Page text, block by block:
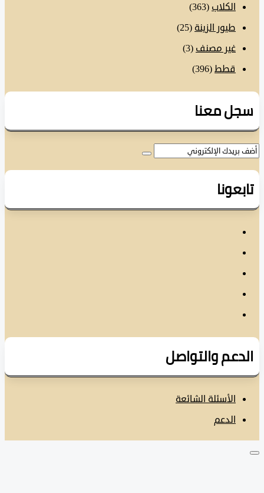
الكلاب(363)
طيور الزينة (25)
غير مصنف(3)
قطط
(396)
معنا
والتواصل
الأسئلة الشائعة
الدعم